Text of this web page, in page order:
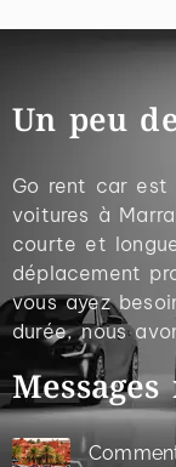
Un peu
Go rent car est
voitures à
courte et
déplacement
vous ayez
durée, nous